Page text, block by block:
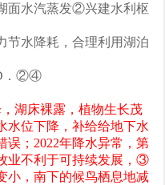
水汽蒸发②兴建水利枢
水降耗，合理利用湖泊
．②④
湖床裸露，植物生长茂
位下降，补给给地下水
；2022年降水异常，第
业不利于可持续发展，③
小，南下的候鸟栖息地减